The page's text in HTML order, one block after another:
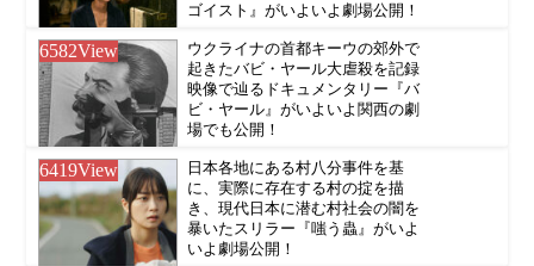
ゴイスト』がいよいよ劇場公開！
6582View
ウクライナの首都キーウの郊外で
起きたバビ・ヤール大虐殺を記録
映像で辿るドキュメンタリー『バ
ビ・ヤール』がいよいよ関西の劇
場でも公開！
6419View
日本各地にある村八分事件を基
に、実際に存在する村の掟を描
き、現代日本に潜む村社会の闇を
暴いたスリラー『嗤う蟲』がいよ
いよ劇場公開！